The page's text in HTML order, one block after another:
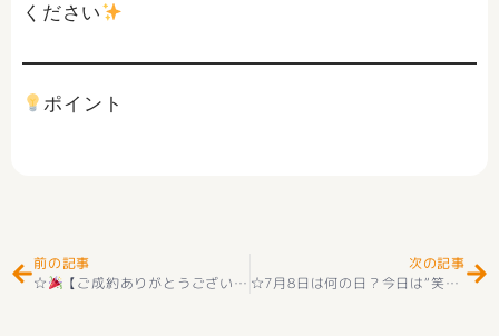
ください
ポイント
前の記事
☆
【ご成約ありがとうございます】韮崎市清哲町青木の物件へお申し込みいただき、心より感謝申し上げます
次の記事
☆7月8日は何の日？今日は“笑顔”と“質屋”の日！？